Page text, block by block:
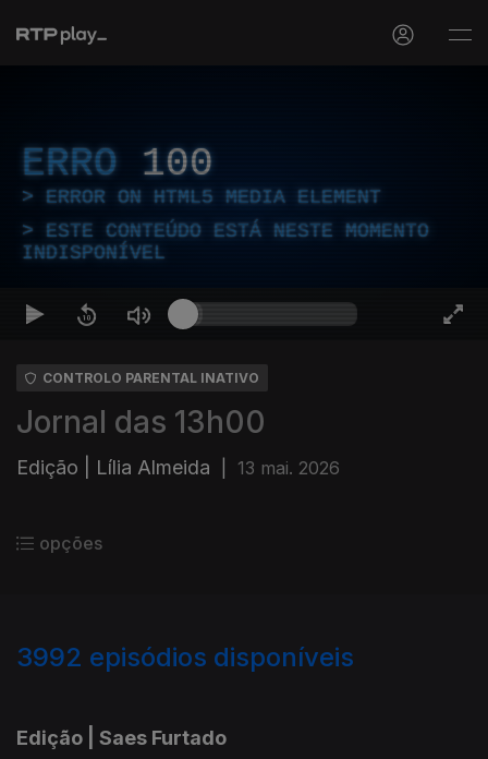
ERRO 100
ERROR ON HTML5 MEDIA ELEMENT
ESTE CONTEÚDO ESTÁ NESTE MOMENTO
INDISPONÍVEL
CONTROLO PARENTAL INATIVO
Jornal das 13h00
Edição | Lília Almeida 13 mai. 2026
opções
3992 episódios disponíveis
Edição | Saes Furtado